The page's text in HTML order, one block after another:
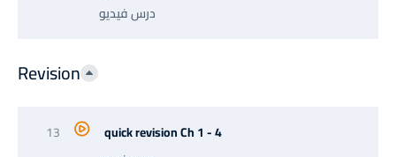
درس فيديو
Revision
13
quick revision Ch 1 - 4